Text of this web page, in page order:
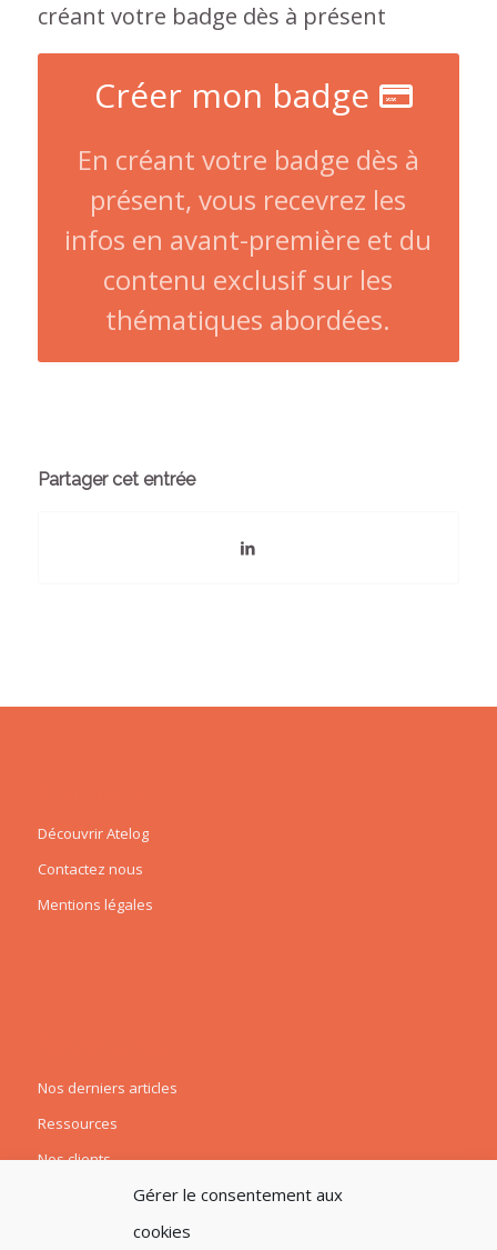
Gérer le consentement aux
cookies
créant votre badge dès à présent
Créer mon badge
En créant votre badge dès à
présent, vous recevrez les
infos en avant-première et du
contenu exclusif sur les
thématiques abordées.
Partager cet entrée
Découvrir Atelog
Contactez nous
Mentions légales
Nos derniers articles
Ressources
Nos clients